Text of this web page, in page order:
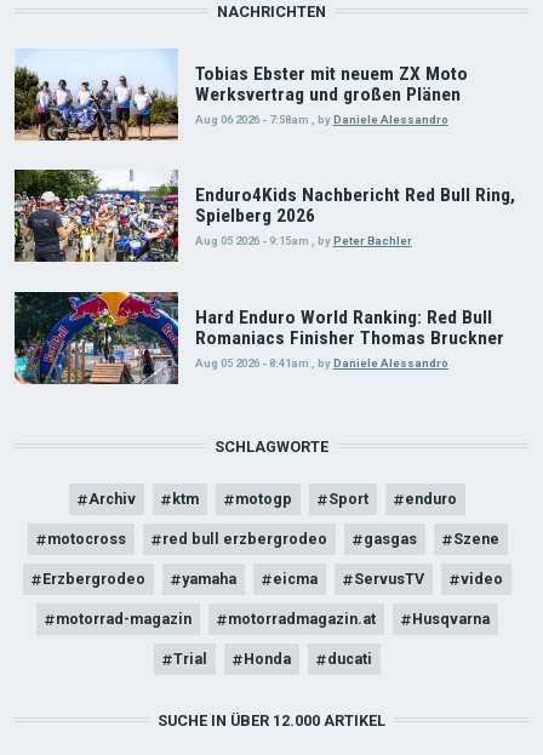
NACHRICHTEN
Tobias Ebster mit neuem ZX Moto
Werksvertrag und großen Plänen
Aug 06 2026 - 7:58am byDaniele Alessandro
Enduro4Kids Nachbericht Red Bull Ring,
Spielberg 2026
Aug 05 2026 - 9:15am , by Peter Bachler
Hard Enduro World Ranking: Red Bull
Romaniacs Finisher Thomas Bruckner
Aug 05 2026 - 8:41am , byDaniele Alessandro
SCHLAGWORTE
Archiv ktm motogp Sport enduro
motocross red bull erzbergrodeo gasgas Szene
Erzbergrodeo yamaha eicma ServusTV video
motorrad-magazin motorradmagazin.at Husqvarna
Trial Honda ducati
SUCHE IN ÜBER 12.000 ARTIKEL